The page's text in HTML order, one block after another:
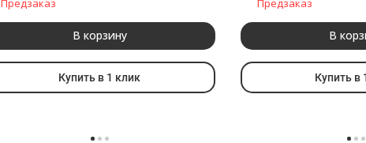
Предзаказ
В корзину
Купить в 1 клик
Предзаказ
В
Купить в